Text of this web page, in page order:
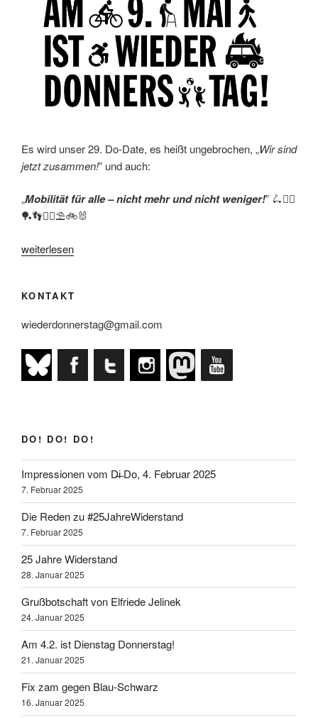
Es wird unser 29. Do-Date, es heißt ungebrochen, „Wir sind
jetzt zusammen!” und auch:
„Mobilität für alle – nicht mehr und nicht weniger!” 🛴🤹‍♂️
🏓👣🚶‍♀️⛱🚲🐰
„Am
ist
Donnerstag!“
weiterlesen
KONTAKT
wiederdonnerstag@gmail.com
DO! DO! DO!
Impressionen vom D̶i̶ Do, 4. Februar 2025
7. Februar 2025
Die Reden zu #25JahreWiderstand
7. Februar 2025
25 Jahre Widerstand
28. Januar 2025
Grußbotschaft von Elfriede Jelinek
24. Januar 2025
Am 4.2. ist Dienstag Donnerstag!
21. Januar 2025
Fix zam gegen Blau-Schwarz
16. Januar 2025